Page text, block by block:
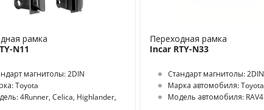
рамка
N11
магнитолы: 2DIN
Toyota
4Runner, Celica, Highlander,
Переходная рамка
Incar RTY-N33
Стандарт магнитолы: 2DIN
Марка автомобиля: Toyota
Модель автомобиля: RAV4